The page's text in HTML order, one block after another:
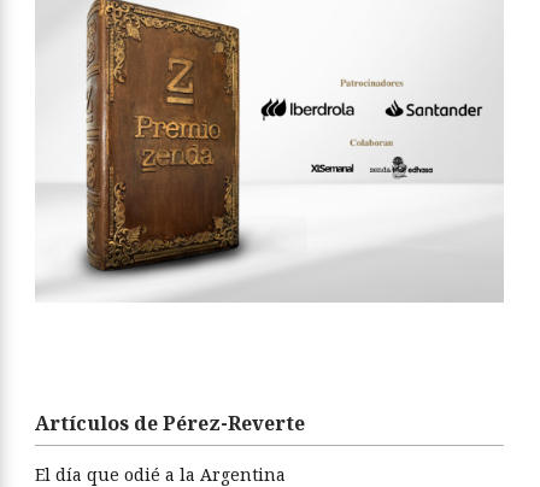
Artículos de Pérez-Reverte
El día que odié a la Argentina